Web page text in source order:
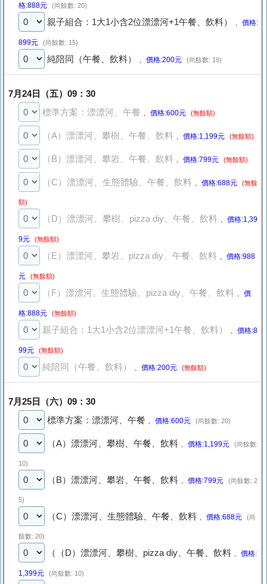
格:888元 (尚餘數: 20)
親子組合：1大1小含2位漂漂河+1午餐、飲料） 、價格:
899元 (尚餘數: 15)
純陪同（午餐、飲料） 、價格:200元 (尚餘數: 19)
7月24日（五）09：30
標準方案：漂漂河、午餐 、價格:600元 (無餘額)
（A）漂漂河、攀樹、午餐、飲料 、價格:1,199元 (無餘額)
（B）漂漂河、攀岩、午餐、飲料 、價格:799元 (無餘額)
（C）漂漂河、生態體驗、午餐、飲料 、價格:688元 (無餘
額)
（D）漂漂河、攀樹、pizza diy、午餐、飲料 、價格:1,39
9元 (無餘額)
（E）漂漂河、攀岩、pizza diy、午餐、飲料 、價格:988
元 (無餘額)
（F）漂漂河、生態體驗、pizza diy、午餐、飲料 、價
格:888元 (無餘額)
親子組合：1大1小含2位漂漂河+1午餐、飲料） 、價格:8
99元 (無餘額)
純陪同（午餐、飲料） 、價格:200元 (無餘額)
7月25日（六）09：30
標準方案：漂漂河、午餐 、價格:600元 (尚餘數: 20)
（A）漂漂河、攀樹、午餐、飲料 、價格:1,199元 (尚餘數:
10)
（B）漂漂河、攀岩、午餐、飲料 、價格:799元 (尚餘數: 2
5)
（C）漂漂河、生態體驗、午餐、飲料 、價格:688元 (尚
餘數: 20)
（（D）漂漂河、攀樹、pizza diy、午餐、飲料 、價格:
1,399元 (尚餘數: 10)